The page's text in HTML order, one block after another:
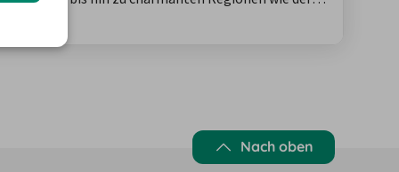
mit einem Auto kannst du das Land besonders
Nach oben